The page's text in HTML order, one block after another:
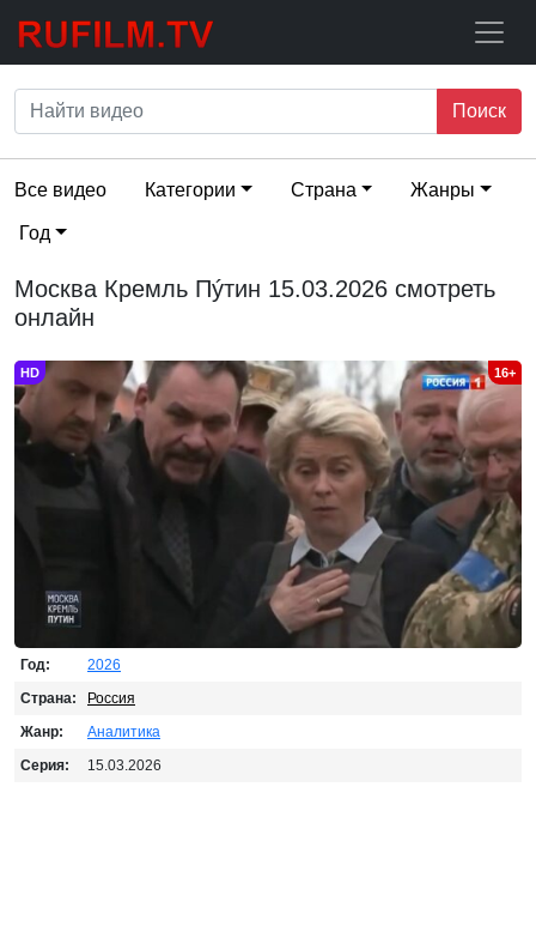
Поиск
Все видео Категории Страна Жанры
Год
Москва Кремль Пýтин 15.03.2026 смотреть
онлайн
HD 16+
Год:
2026
Страна:
Россия
Жанр:
Аналитика
Серия:
15.03.2026